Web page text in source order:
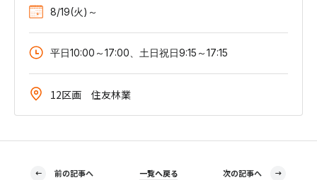
8/19(火)～
平日10:00～17:00、土日祝日9:15～17:15
12区画 住友林業
前の記事へ 一覧へ戻る 次の記事へ